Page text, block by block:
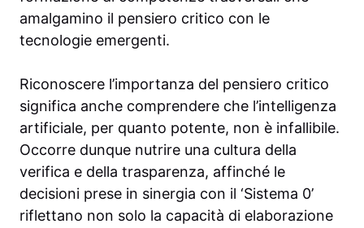
amalgamino il pensiero critico con le
tecnologie emergenti.
Riconoscere l’importanza del pensiero critico
significa anche comprendere che l’intelligenza
artificiale, per quanto potente, non è infallibile.
Occorre dunque nutrire una cultura della
verifica e della trasparenza, affinché le
decisioni prese in sinergia con il ‘Sistema 0’
riflettano non solo la capacità di elaborazione